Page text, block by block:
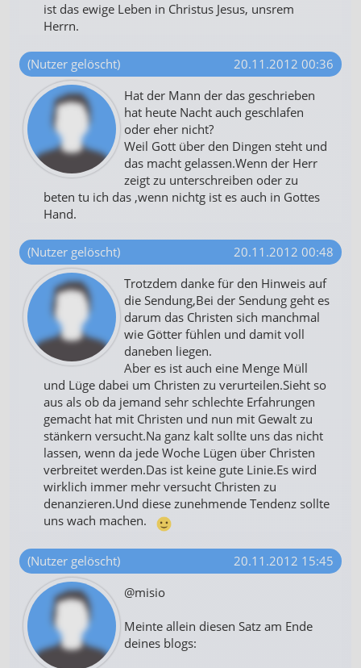
ist das ewige Leben in Christus Jesus, unsrem
Herrn.
(Nutzer gelöscht)
20.11.2012 00:36
Hat der Mann der das geschrieben
hat heute Nacht auch geschlafen
oder eher nicht?
Weil Gott über den Dingen steht und
das macht gelassen.Wenn der Herr
zeigt zu unterschreiben oder zu
beten tu ich das ,wenn nichtg ist es auch in Gottes
Hand.
(Nutzer gelöscht)
20.11.2012 00:48
Trotzdem danke für den Hinweis auf
die Sendung,Bei der Sendung geht es
darum das Christen sich manchmal
wie Götter fühlen und damit voll
daneben liegen.
Aber es ist auch eine Menge Müll
und Lüge dabei um Christen zu verurteilen.Sieht so
aus als ob da jemand sehr schlechte Erfahrungen
gemacht hat mit Christen und nun mit Gewalt zu
stänkern versucht.Na ganz kalt sollte uns das nicht
lassen, wenn da jede Woche Lügen über Christen
verbreitet werden.Das ist keine gute Linie.Es wird
wirklich immer mehr versucht Christen zu
denanzieren.Und diese zunehmende Tendenz sollte
uns wach machen.
(Nutzer gelöscht)
20.11.2012 15:45
@misio
Meinte allein diesen Satz am Ende
deines blogs: